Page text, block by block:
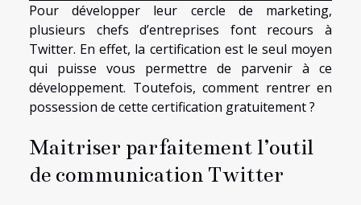
Pour développer leur cercle de marketing,
plusieurs chefs d’entreprises font recours à
Twitter. En effet, la certification est le seul moyen
qui puisse vous permettre de parvenir à ce
développement. Toutefois, comment rentrer en
possession de cette certification gratuitement ?
Maitriser parfaitement l’outil
de communication Twitter